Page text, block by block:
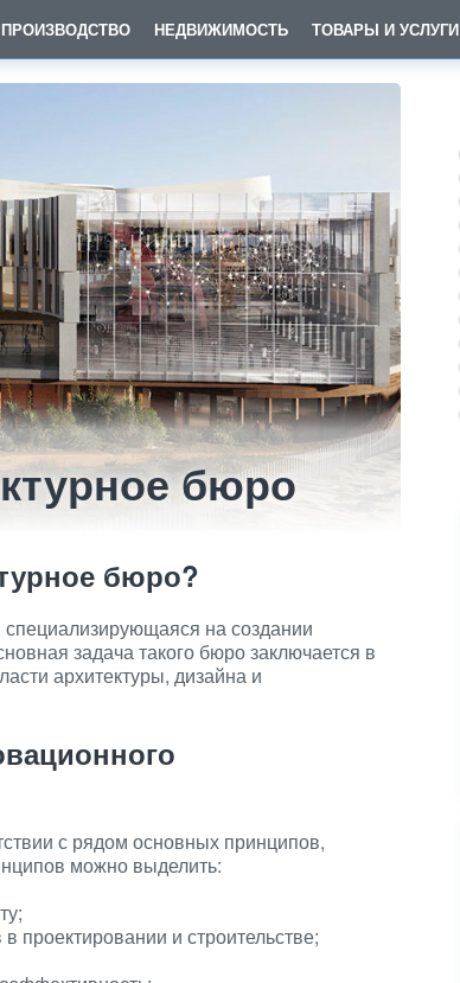
ПРОИЗВОДСТВО НЕДВИЖИМОСТЬ ТОВАРЫ И УСЛУГИ
бюро
бюро?
на создании
задача такого бюро заключается в
архитектуры, дизайна и
с рядом основных принципов,
можно выделить:
проектировании и строительстве;